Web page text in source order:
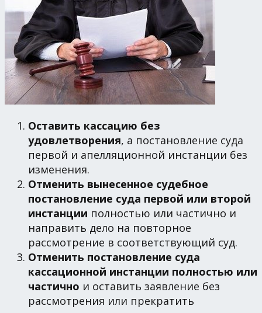
Оставить кассацию без
удовлетворения, а постановление суда
первой и апелляционной инстанции без
изменения.
Отменить вынесенное судебное
постановление суда первой или второй
инстанции полностью или частично и
направить дело на повторное
рассмотрение в соответствующий суд.
Отменить постановление суда
кассационной инстанции полностью или
частично и оставить заявление без
рассмотрения или прекратить